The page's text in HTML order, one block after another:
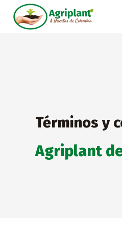
contenido
Términos y
Agriplant